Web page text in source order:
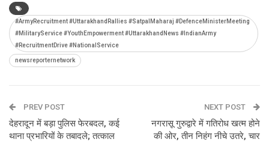
#ArmyRecruitment #UttarakhandRallies #SatpalMaharaj #DefenceMinisterMeeting
#MilitaryService #YouthEmpowerment #UttarakhandNews #IndianArmy
#RecruitmentDrive #NationalService
newsreporternetwork
PREV POST
देहरादून में बड़ा पुलिस फेरबदल, कई
थाना प्रभारियों के तबादले; तत्काल
NEXT POST
नगरासू गुरुद्वारे में गतिरोध खत्म होने
की ओर, तीन निहंग नीचे उतरे, चार